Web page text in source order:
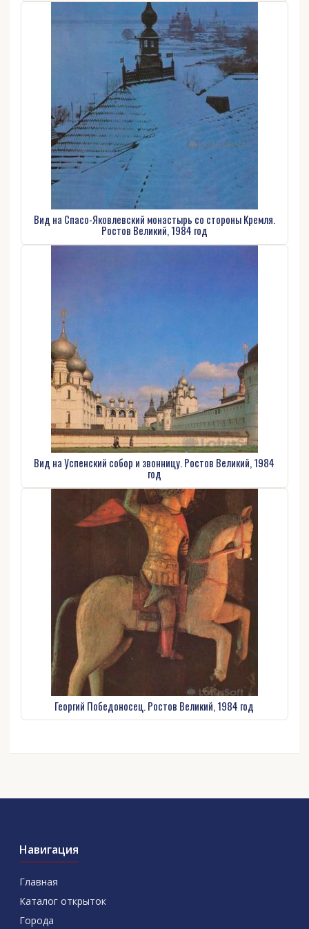
Вид на Спасо-Яковлевский монастырь со стороны Кремля.
Ростов Великий, 1984 год
Вид на Успенский собор и звонницу. Ростов Великий, 1984
год
Георгий Победоносец. Ростов Великий, 1984 год
Навигация
Главная
Каталог открыток
Города